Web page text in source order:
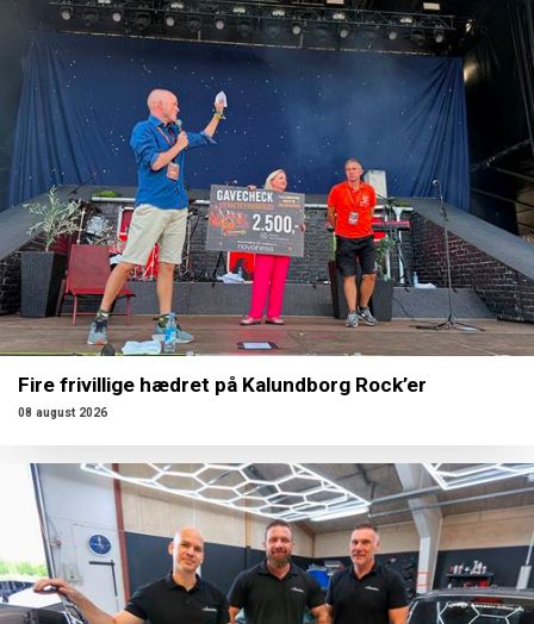
Fire frivillige hædret på Kalundborg Rock’er
08 august 2026